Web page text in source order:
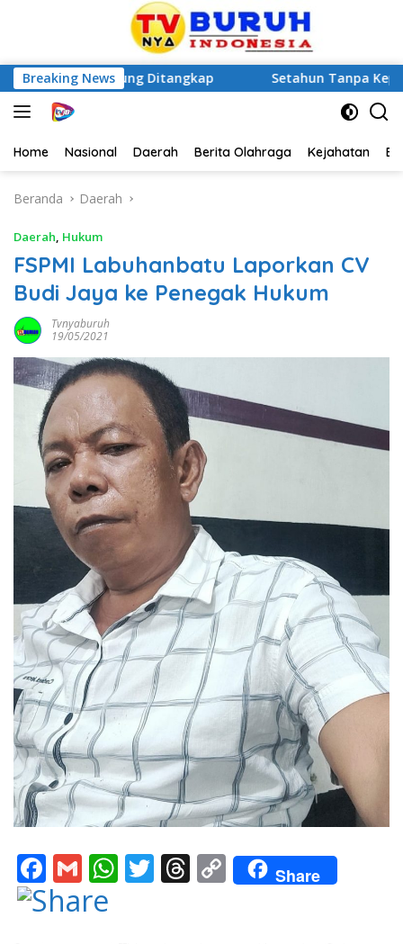
Breaking News
di Betung Ditangkap Setahun Tanpa Kepastian
Home Nasional Daerah Berita Olahraga Kejahatan
Beranda Daerah
Daerah, Hukum
FSPMI Labuhanbatu Laporkan CV
Budi Jaya ke Penegak Hukum
Tvnyaburuh
19/05/2021
F
ac
G
m
W T T C
o
Share